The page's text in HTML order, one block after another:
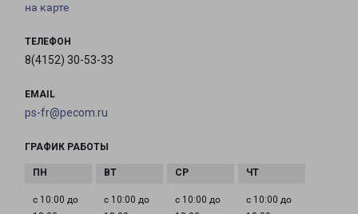
на карте
ТЕЛЕФОН
8(4152) 30-53-33
EMAIL
ps-fr@pecom.ru
ГРАФИК РАБОТЫ
с 10:00 до
с 10:00 до
с 10:00 до
с 10:00 до